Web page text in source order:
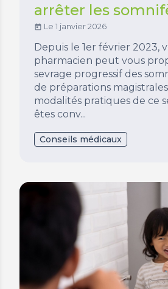
arrêter les
today Le 1 janvier 2026
Depuis le 1er février 2023,
pharmacien peut vous
sevrage progressif des
de préparations
modalités pratiques de ce
êtes conv...
Conseils médicaux